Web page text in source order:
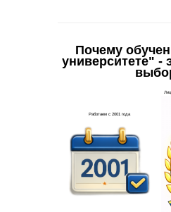
Почему
университете" -